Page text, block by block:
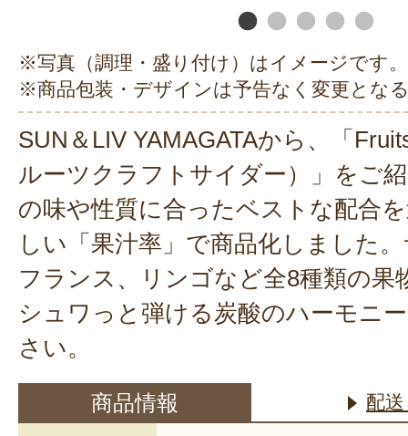
※写真（調理・盛り付け）はイメージです。
※商品包装・デザインは予告なく変更とな
SUN＆LIV YAMAGATAから、「
ルーツクラフトサイダー）」をご
の味や性質に合ったベストな配合
しい「果汁率」で商品化しました
フランス、リンゴなど全8種類の果
シュワっと弾ける炭酸のハーモニ
さい。
商品情報 配